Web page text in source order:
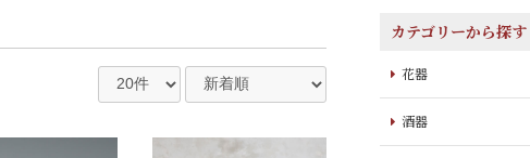
カテゴリーから探す
花器
酒器